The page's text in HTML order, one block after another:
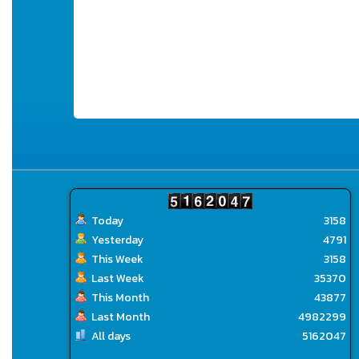
Today
Yesterday
This Week
Last Week
This Month
Last Month
All days
3158
4791
3158
35370
43877
4982299
5162047